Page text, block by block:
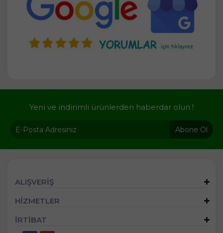
Yeni ve indirimli ürünlerden haberdar olun !
Abone Ol
ALIŞVERİŞ
HİZMETLER
İRTİBAT